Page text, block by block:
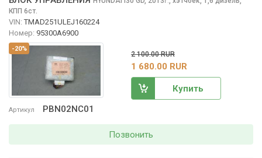
-20%
Артикул PBN02NC01
КПП 6ст.
VIN: TMAD251ULEJ160224
Номер: 95300A6900
2 100.00 RUR
1 680.00 RUR
Купить
Позвонить